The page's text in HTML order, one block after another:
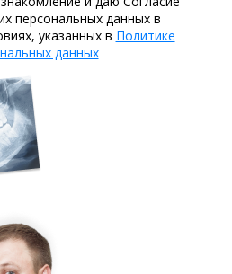
персональных данных в
указанных в Политике
данных